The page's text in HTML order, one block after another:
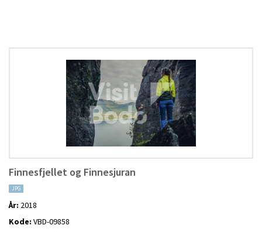
Finnesfjellet og Finnesjuran
JPG
År: 2018
Kode: VBD-09858